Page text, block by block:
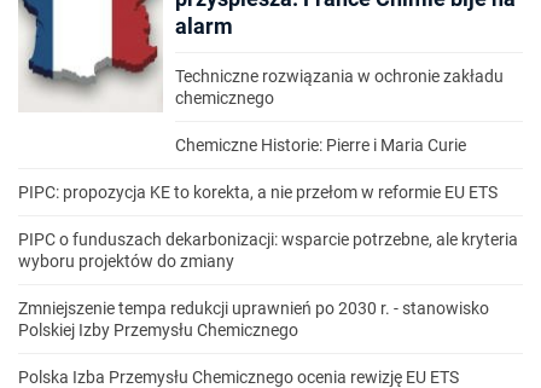
alarm
Techniczne rozwiązania w ochronie zakładu
chemicznego
Chemiczne Historie: Pierre i Maria Curie
PIPC: propozycja KE to korekta, a nie przełom w reformie EU ETS
PIPC o funduszach dekarbonizacji: wsparcie potrzebne, ale kryteria
wyboru projektów do zmiany
Zmniejszenie tempa redukcji uprawnień po 2030 r. - stanowisko
Polskiej Izby Przemysłu Chemicznego
Polska Izba Przemysłu Chemicznego ocenia rewizję EU ETS